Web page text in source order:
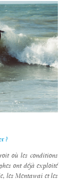
?
où les conditions
ont déjà exploité
les Mentawai et les